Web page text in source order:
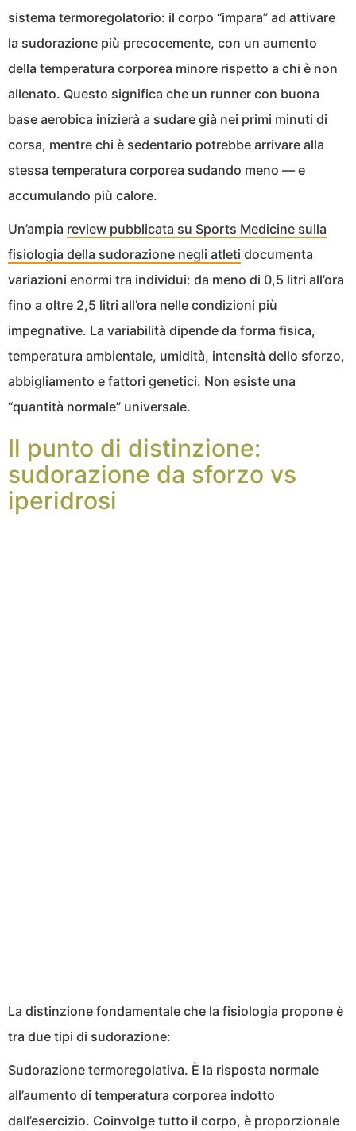
sistema termoregolatorio: il corpo “impara” ad attivare
la sudorazione più precocemente, con un aumento
della temperatura corporea minore rispetto a chi è non
allenato. Questo significa che un runner con buona
base aerobica inizierà a sudare già nei primi minuti di
corsa, mentre chi è sedentario potrebbe arrivare alla
stessa temperatura corporea sudando meno — e
accumulando più calore.
Un’ampia review pubblicata su Sports Medicine sulla
fisiologia della sudorazione negli atleti documenta
variazioni enormi tra individui: da meno di 0,5 litri all’ora
fino a oltre 2,5 litri all’ora nelle condizioni più
impegnative. La variabilità dipende da forma fisica,
temperatura ambientale, umidità, intensità dello sforzo,
abbigliamento e fattori genetici. Non esiste una
“quantità normale” universale.
Il punto di distinzione:
sudorazione da sforzo vs
iperidrosi
La distinzione fondamentale che la fisiologia propone è
tra due tipi di sudorazione:
Sudorazione termoregolativa. È la risposta normale
all’aumento di temperatura corporea indotto
dall’esercizio. Coinvolge tutto il corpo, è proporzionale